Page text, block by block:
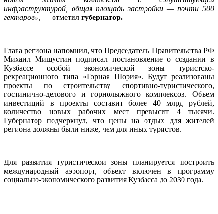
инфраструктурой, общая площадь застройки — почти 500
гектаров», — отметил губернатор.
Глава региона напомнил, что Председатель Правительства РФ
Михаил Мишустин подписал постановление о создании в
Кузбассе особой экономической зоны туристско-
рекреационного типа «Горная Шория». Будут реализованы
проекты по строительству спортивно-туристического,
гостинично-делового и горнолыжного комплексов. Объем
инвестиций в проекты составит более 40 млрд рублей,
количество новых рабочих мест превысит 4 тысячи.
Губернатор подчеркнул, что цены на отдых для жителей
региона должны были ниже, чем для иных туристов.
Для развития туристической зоны планируется построить
международный аэропорт, объект включен в программу
социально-экономического развития Кузбасса до 2030 года.